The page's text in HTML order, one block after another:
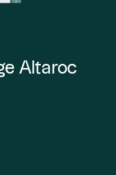
Altaroc